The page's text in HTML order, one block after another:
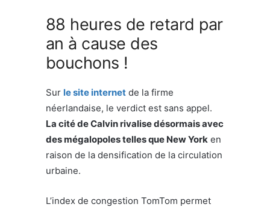
88 heures de retard par
an à cause des
bouchons !
Sur le site internet de la firme
néerlandaise, le verdict est sans appel.
La cité de Calvin rivalise désormais avec
des mégalopoles telles que New York en
raison de la densification de la circulation
urbaine.
L’index de congestion TomTom permet